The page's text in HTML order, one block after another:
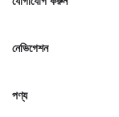
নেভিগেশন
পণ্য